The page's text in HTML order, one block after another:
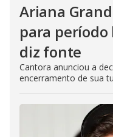
Ariana
para
diz fonte
Cantora anunciou a
encerramento de sua